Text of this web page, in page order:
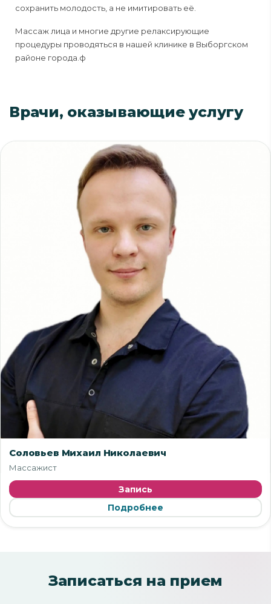
сохранить молодость, а не имитировать её.
Массаж лица и многие другие релаксирующие
процедуры проводяться в нашей клинике в Выборгском
районе города.ф
Врачи, оказывающие услугу
Соловьев Михаил Николаевич
Массажист
Запись
Подробнее
Записаться на прием